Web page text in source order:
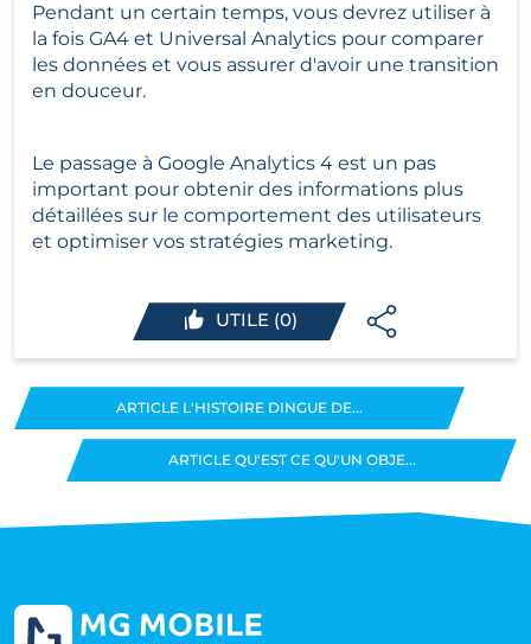
Pendant un certain temps, vous devrez utiliser à
la fois GA4 et Universal Analytics pour comparer
les données et vous assurer d'avoir une transition
en douceur.
Le passage à Google Analytics 4 est un pas
important pour obtenir des informations plus
détaillées sur le comportement des utilisateurs
et optimiser vos stratégies marketing.
UTILE (0)
ARTICLE L'HISTOIRE DINGUE DE...
ARTICLE QU'EST CE QU'UN OBJE...